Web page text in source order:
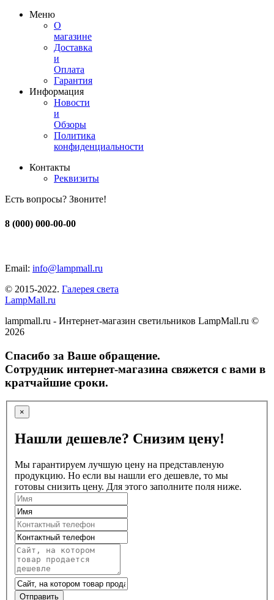
Меню
О
магазине
Доставка
и
Оплата
Гарантия
Информация
Новости
и
Обзоры
Политика
конфиденциальности
Контакты
Реквизиты
Есть вопросы? Звоните!
8 (000) 000-00-00
Email: info@lampmall.ru
© 2015-2022. Галерея света
LampMall.ru
lampmall.ru - Интернет-магазин светильников LampMall.ru ©
2026
Спасибо за Ваше обращение.
Сотрудник интернет-магазина свяжется с вами в
кратчайшие сроки.
×
Нашли дешевле? Снизим цену!
Мы гарантируем лучшую цену на представленую
продукцию. Но если вы нашли его дешевле, то мы
готовы снизить цену. Для этого заполните поля ниже.
Отправить